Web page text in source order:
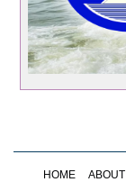
HOME ABOUT